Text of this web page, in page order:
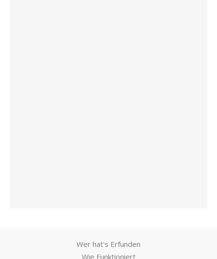
Wer hat's Erfunden
Wie Funktioniert